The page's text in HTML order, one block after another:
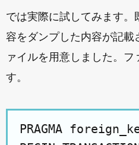
では実際に試してみます。
容をダンプした内容が記載
ァイルを用意しました。
す。
PRAGMA